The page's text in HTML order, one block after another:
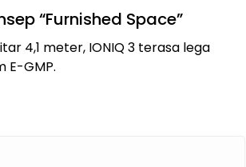
“Furnished Space”
4,1 meter, IONIQ 3 terasa lega
E-GMP.